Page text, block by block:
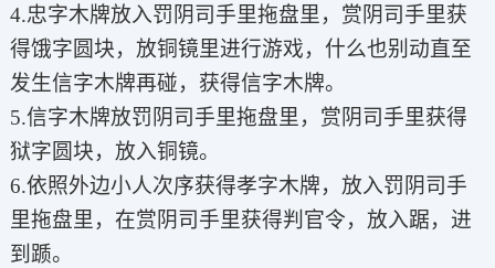
4.忠字木牌放入罚阴司手里拖盘里，赏阴司手里获
得饿字圆块，放铜镜里进行游戏，什么也别动直至
发生信字木牌再碰，获得信字木牌。
5.信字木牌放罚阴司手里拖盘里，赏阴司手里获得
狱字圆块，放入铜镜。
6.依照外边小人次序获得孝字木牌，放入罚阴司手
里拖盘里，在赏阴司手里获得判官令，放入踞，进
到踬。